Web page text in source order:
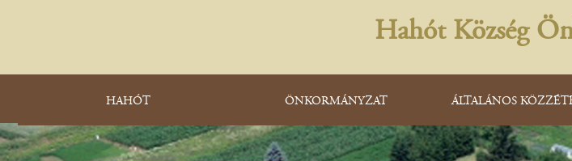
Hahót Község
HAHÓT ÖNKORMÁNYZAT ÁLTALÁNOS